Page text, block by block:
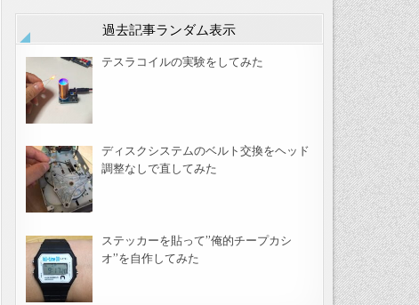
過去記事ランダム表示
テスラコイルの実験をしてみた
ディスクシステムのベルト交換をヘッド
調整なしで直してみた
ステッカーを貼って”俺的チープカシ
オ”を自作してみた